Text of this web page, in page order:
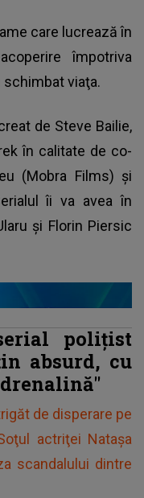
care lucrează în
împotriva
viaţa.
de Steve Bailie,
în calitate de co-
(Mobra Films) şi
îi va avea în
şi Florin Piersic
poliţist
absurd, cu
de disperare pe
actriţei Nataşa
scandalului dintre